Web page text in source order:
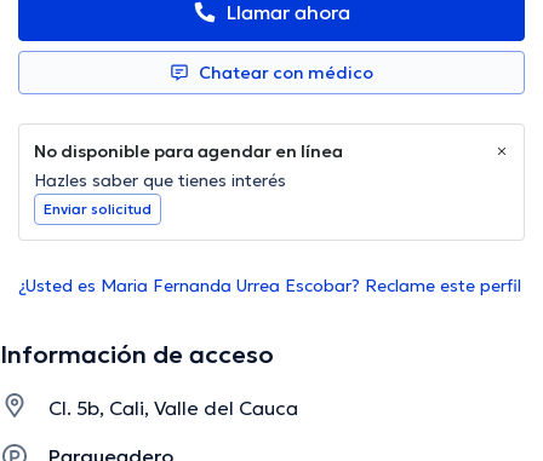
Llamar ahora
Chatear con médico
No disponible para agendar en línea
Hazles saber que tienes interés
Enviar solicitud
¿Usted es Maria Fernanda Urrea Escobar? Reclame este perfil
Información de acceso
Cl. 5b, Cali, Valle del Cauca